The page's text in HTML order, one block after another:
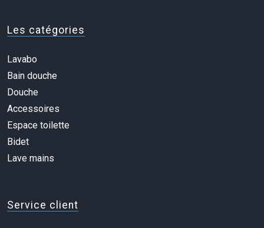
Les catégories
Lavabo
Bain douche
Douche
Accessoires
Espace toilette
Bidet
Lave mains
Service client